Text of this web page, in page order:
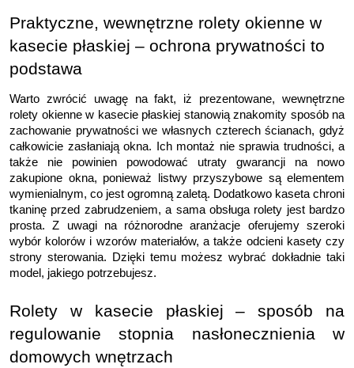
Praktyczne, wewnętrzne rolety okienne w
kasecie płaskiej – ochrona prywatności to
podstawa
Warto zwrócić uwagę na fakt, iż prezentowane, wewnętrzne
rolety okienne w kasecie płaskiej stanowią znakomity sposób na
zachowanie prywatności we własnych czterech ścianach, gdyż
całkowicie zasłaniają okna. Ich montaż nie sprawia trudności, a
także nie powinien powodować utraty gwarancji na nowo
zakupione okna, ponieważ listwy przyszybowe są elementem
wymienialnym, co jest ogromną zaletą. Dodatkowo kaseta chroni
tkaninę przed zabrudzeniem, a sama obsługa rolety jest bardzo
prosta. Z uwagi na różnorodne aranżacje oferujemy szeroki
wybór kolorów i wzorów materiałów, a także odcieni kasety czy
strony sterowania. Dzięki temu możesz wybrać dokładnie taki
model, jakiego potrzebujesz.
Rolety w kasecie płaskiej – sposób na
regulowanie stopnia nasłonecznienia w
domowych wnętrzach